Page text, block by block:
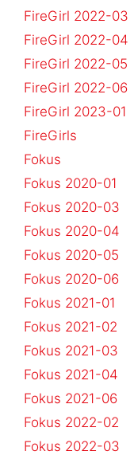
FireGirl 2022-03
FireGirl 2022-04
FireGirl 2022-05
FireGirl 2022-06
FireGirl 2023-01
FireGirls
Fokus
Fokus 2020-01
Fokus 2020-03
Fokus 2020-04
Fokus 2020-05
Fokus 2020-06
Fokus 2021-01
Fokus 2021-02
Fokus 2021-03
Fokus 2021-04
Fokus 2021-06
Fokus 2022-02
Fokus 2022-03